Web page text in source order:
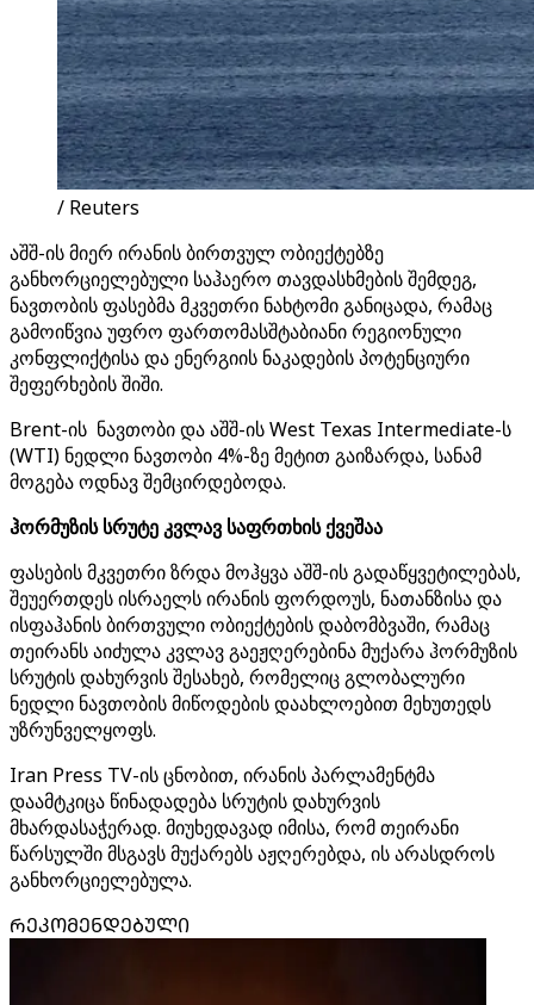
/ Reuters
აშშ-ის მიერ ირანის ბირთვულ ობიექტებზე
განხორციელებული საჰაერო თავდასხმების შემდეგ,
ნავთობის ფასებმა მკვეთრი ნახტომი განიცადა, რამაც
გამოიწვია უფრო ფართომასშტაბიანი რეგიონული
კონფლიქტისა და ენერგიის ნაკადების პოტენციური
შეფერხების შიში.
Brent-ის ნავთობი და აშშ-ის West Texas Intermediate-ს
(WTI) ნედლი ნავთობი 4%-ზე მეტით გაიზარდა, სანამ
მოგება ოდნავ შემცირდებოდა.
ჰორმუზის სრუტე კვლავ საფრთხის ქვეშაა
ფასების მკვეთრი ზრდა მოჰყვა აშშ-ის გადაწყვეტილებას,
შეუერთდეს ისრაელს ირანის ფორდოუს, ნათანზისა და
ისფაჰანის ბირთვული ობიექტების დაბომბვაში, რამაც
თეირანს აიძულა კვლავ გაეჟღერებინა მუქარა ჰორმუზის
სრუტის დახურვის შესახებ, რომელიც გლობალური
ნედლი ნავთობის მიწოდების დაახლოებით მეხუთედს
უზრუნველყოფს.
Iran Press TV-ის ცნობით, ირანის პარლამენტმა
დაამტკიცა წინადადება სრუტის დახურვის
მხარდასაჭერად. მიუხედავად იმისა, რომ თეირანი
წარსულში მსგავს მუქარებს აჟღერებდა, ის არასდროს
განხორციელებულა.
ᲠᲔᲙᲝᲛᲔᲜᲓᲔᲑᲣᲚᲘ